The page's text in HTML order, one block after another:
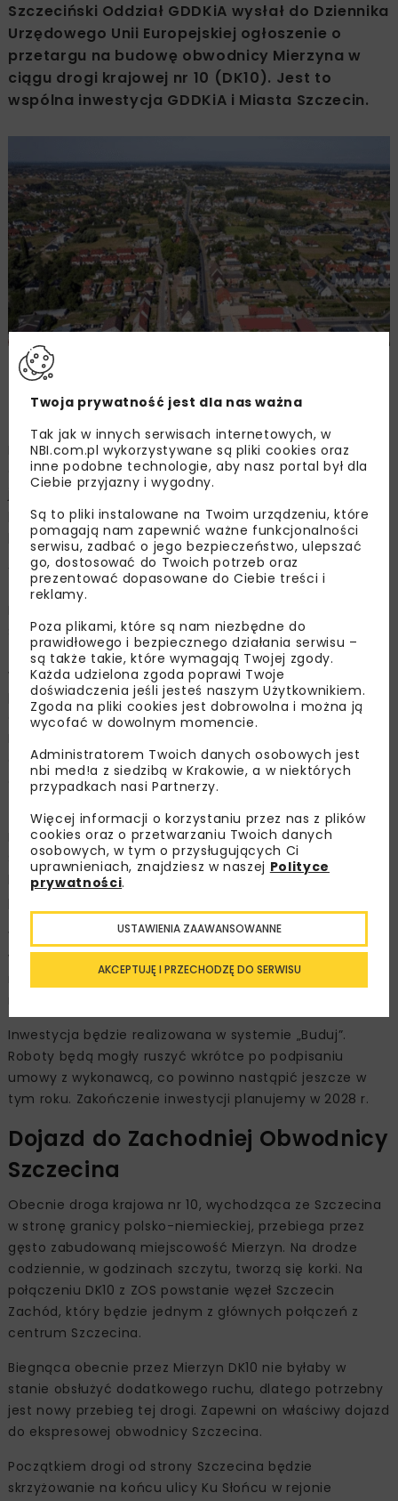
Szczeciński Oddział GDDKiA wysłał do Dziennika
Urzędowego Unii Europejskiej ogłoszenie o
przetargu na budowę obwodnicy Mierzyna w
ciągu drogi krajowej nr 10 (DK10). Jest to
wspólna inwestycja GDDKiA i Miasta Szczecin.
Zdjęcie: GDDKiA O/Szczecin, www.gov.pl/web/gddkia-
Nowa droga zapewni odpowiedni dojazd do Zachodniej
Obwodnicy Szczecina w ciągu S6, która obecnie również
jest w trakcie przetargu.13 maja 2025 r.
postępowania przetargowego zostanie opublikowana na
platformie zakupowej GDDKiA.
Wspólna inwestycja
Szczecina, gdzie drogami zarządza Prezydent Miasta. W
związku z tym inwestycja musi być prowadzona
wspólnie przez GDDKiA i samorząd. W 2022 r. podpisano
porozumienie dotyczące prac przygotowawczych. W
oparciu o nie został przygotowany projekt budowlany.
co pozwoliło na rozpoczęcie procedury uzyskiwania
decyzji o zezwoleniu na realizację inwestycji drogowej
Na początku tego roku GDDKiA podpisała z Miastem
Szczecin porozumienie obejmujące etap robót
budowlanych. Każda ze stron będzie ponosiła koszty
W marcu tego roku Wojewoda Zachodniopomorski
wydał decyzję ZRID zarówno na odcinki GDDKiA, jak i te
miejskie. Tym samym ostatecznie zatwierdzono
Inwestycja będzie realizowana w systemie „Buduj”.
Roboty będą mogły ruszyć wkrótce po podpisaniu
umowy z wykonawcą, co powinno nastąpić jeszcze w
tym roku. Zakończenie inwestycji planujemy w 2028 r.
Dojazd do Zachodniej Obwodnicy
Szczecina
Obecnie droga krajowa nr 10, wychodząca ze Szczecina
w stronę granicy polsko-niemieckiej, przebiega przez
gęsto zabudowaną miejscowość Mierzyn. Na drodze
codziennie, w godzinach szczytu, tworzą się korki. Na
połączeniu DK10 z ZOS powstanie węzeł Szczecin
Zachód, który będzie jednym z głównych połączeń z
centrum Szczecina.
Biegnąca obecnie przez Mierzyn DK10 nie byłaby w
stanie obsłużyć dodatkowego ruchu, dlatego potrzebny
jest nowy przebieg tej drogi. Zapewni on właściwy dojazd
do ekspresowej obwodnicy Szczecina.
Początkiem drogi od strony Szczecina będzie
skrzyżowanie na końcu ulicy Ku Słońcu w rejonie
Twoja prywatność jest dla nas ważna
Tak jak w innych serwisach internetowych, w
NBI.com.pl wykorzystywane są pliki cookies oraz
inne podobne technologie, aby nasz portal był dla
Ciebie przyjazny i wygodny.
Są to pliki instalowane na Twoim urządzeniu, które
pomagają nam zapewnić ważne funkcjonalności
serwisu, zadbać o jego bezpieczeństwo, ulepszać
go, dostosować do Twoich potrzeb oraz
prezentować dopasowane do Ciebie treści i
reklamy.
Poza plikami, które są nam niezbędne do
prawidłowego i bezpiecznego działania serwisu –
są także takie, które wymagają Twojej zgody.
Każda udzielona zgoda poprawi Twoje
doświadczenia jeśli jesteś naszym Użytkownikiem.
Zgoda na pliki cookies jest dobrowolna i można ją
wycofać w dowolnym momencie.
Administratorem Twoich danych osobowych jest
nbi med!a z siedzibą w Krakowie, a w niektórych
przypadkach nasi Partnerzy.
Więcej informacji o korzystaniu przez nas z plików
cookies oraz o przetwarzaniu Twoich danych
osobowych, w tym o przysługujących Ci
uprawnieniach, znajdziesz w naszej Polityce
prywatności.
AKCEPTUJĘ I PRZECHODZĘ DO SERWISU
USTAWIENIA ZAAWANSOWANNE